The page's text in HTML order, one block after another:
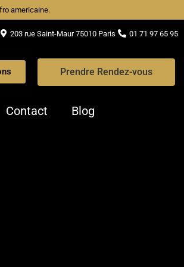
americaine.
203 rue Saint-Maur 75010 Paris 01 71 97 65 95
Prendre Rendez-vous
Contact Blog